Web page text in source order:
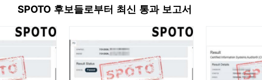
SPOTO 후보들로부터 최신 통과 보고서